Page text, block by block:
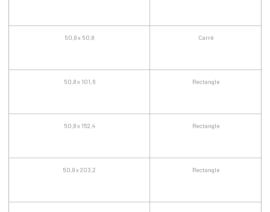
50,8 x 50,8 Carré
50,8 x 101,6 Rectangle
50,8 x 152,4 Rectangle
50,8 x 203,2 Rectangle